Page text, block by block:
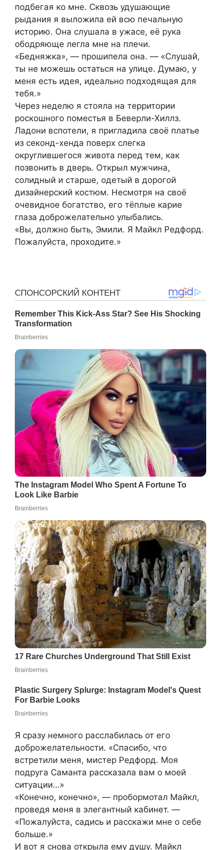
подбегая ко мне. Сквозь удушающие
рыдания я выложила ей всю печальную
историю. Она слушала в ужасе, её рука
ободряюще легла мне на плечи.
«Бедняжка», — прошипела она. — «Слушай,
ты не можешь остаться на улице. Думаю, у
меня есть идея, идеально подходящая для
тебя.»
Через неделю я стояла на территории
роскошного поместья в Беверли-Хиллз.
Ладони вспотели, я пригладила своё платье
из секонд-хенда поверх слегка
округлившегося живота перед тем, как
позвонить в дверь. Открыл мужчина,
солидный и старше, одетый в дорогой
дизайнерский костюм. Несмотря на своё
очевидное богатство, его тёплые карие
глаза доброжелательно улыбались.
«Вы, должно быть, Эмили. Я Майкл Редфорд.
Пожалуйста, проходите.»
Я сразу немного расслабилась от его
доброжелательности. «Спасибо, что
встретили меня, мистер Редфорд. Моя
подруга Саманта рассказала вам о моей
ситуации…»
«Конечно, конечно», — пробормотал Майкл,
проведя меня в элегантный кабинет. —
«Пожалуйста, садись и расскажи мне о себе
больше.»
И вот я снова открыла ему душу. Майкл